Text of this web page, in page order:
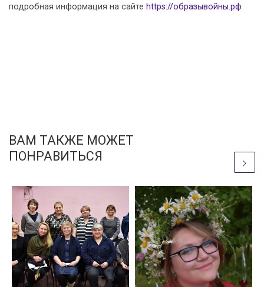
подробная информация на сайте https://образывойны.рф
ВАМ ТАКЖЕ МОЖЕТ
ПОНРАВИТЬСЯ